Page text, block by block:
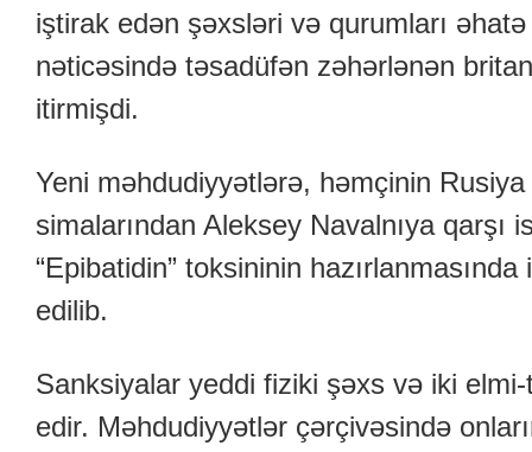
iştirak edən şəxsləri və qurumları
nəticəsində təsadüfən zəhərlənən
itirmişdi.
Yeni məhdudiyyətlərə, həmçinin Rusiya
simalarından Aleksey Navalnıya qarşı
“Epibatidin” toksininin
edilib.
Sanksiyalar yeddi fiziki şəxs və iki
edir. Məhdudiyyətlər çərçivəsində